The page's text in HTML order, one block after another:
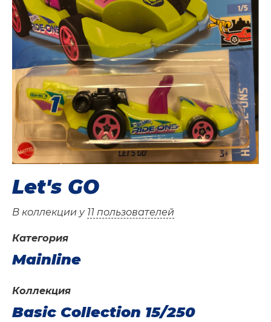
Let's GO
В коллекции у 11 пользователей
Категория
Mainline
Коллекция
Basic Collection 15/250